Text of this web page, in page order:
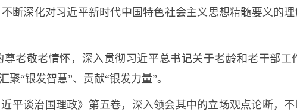
断深化对习近平新时代中国特色社会主义思想精髓要义的
老敬老情怀，深入贯彻习近平总书记关于老龄和老干部工
“银发智慧”、贡献“银发力量”。
平谈治国理政》第五卷，深入领会其中的立场观点论断，